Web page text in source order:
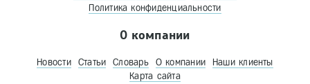
Политика конфиденциальности
О компании
Новости Статьи Словарь О компании
Наши клиенты
Карта сайта